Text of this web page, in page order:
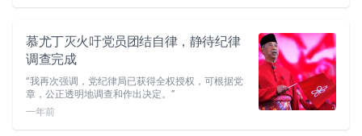
慕尤丁灭火吁党员团结自律，静待纪律
调查完成
“我再次强调，党纪律局已获得全权授权，可根据党
章，公正透明地调查和作出决定。”
一年前